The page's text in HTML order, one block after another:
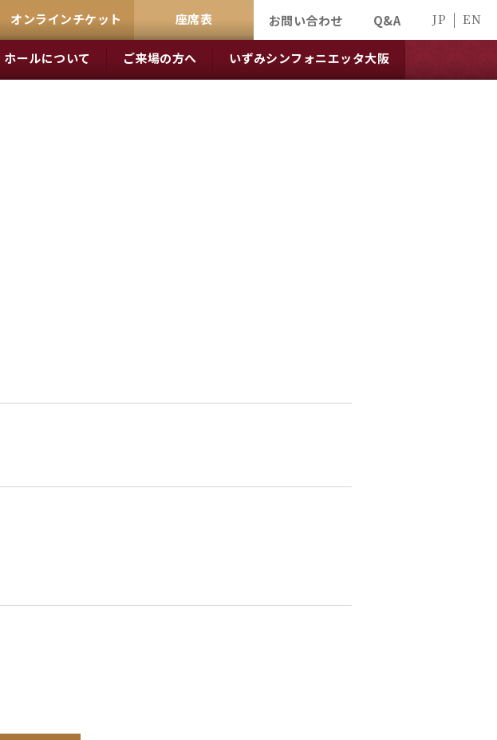
オンラインチケット 座席表 お問い合わせ Q&A JP EN
ホールについて ご来場の方へ いずみシンフォニエッタ大阪